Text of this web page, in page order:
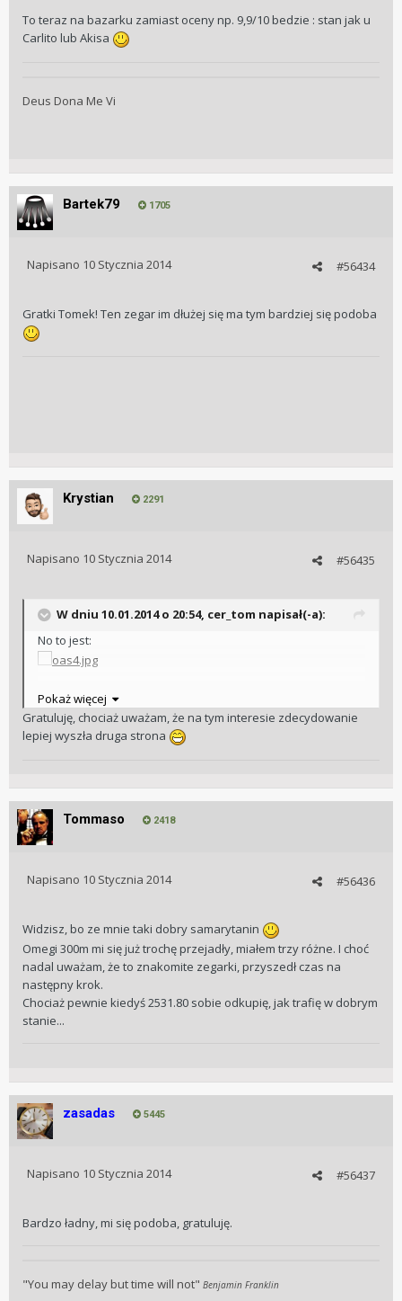
To teraz na bazarku zamiast oceny np. 9,9/10 bedzie : stan jak u
Carlito lub Akisa
Deus Dona Me Vi
Bartek79 1705
#56434
Napisano 10 Stycznia 2014
Gratki Tomek! Ten zegar im dłużej się ma tym bardziej się podoba
Krystian 2291
#56435
Napisano 10 Stycznia 2014
W dniu 10.01.2014 o 20:54, cer_tom napisał(-a):
No to jest:
Pozdrawiam
Tomek
Pokaż więcej
Gratuluję, chociaż uważam, że na tym interesie zdecydowanie
lepiej wyszła druga strona
Tommaso 2418
#56436
Napisano 10 Stycznia 2014
Widzisz, bo ze mnie taki dobry samarytanin
Omegi 300m mi się już trochę przejadły, miałem trzy różne. I choć
nadal uważam, że to znakomite zegarki, przyszedł czas na
następny krok.
Chociaż pewnie kiedyś 2531.80 sobie odkupię, jak trafię w dobrym
stanie...
zasadas 5445
#56437
Napisano 10 Stycznia 2014
Bardzo ładny, mi się podoba, gratuluję.
"You may delay but time will not" Benjamin Franklin